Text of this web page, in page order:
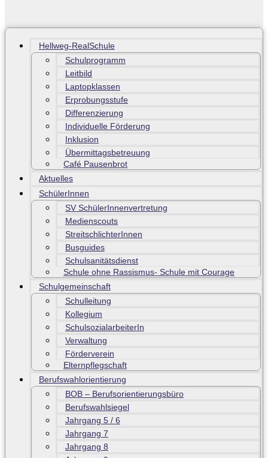
Hellweg-RealSchule
Schulprogramm
Leitbild
Laptopklassen
Erprobungsstufe
Differenzierung
Individuelle Förderung
Inklusion
Übermittagsbetreuung
Café Pausenbrot
Aktuelles
SchülerInnen
SV SchülerInnenvertretung
Medienscouts
StreitschlichterInnen
Busguides
Schulsanitätsdienst
Schule ohne Rassismus- Schule mit Courage
Schulgemeinschaft
Schulleitung
Kollegium
SchulsozialarbeiterIn
Verwaltung
Förderverein
Elternpflegschaft
Berufswahlorientierung
BOB – Berufsorientierungsbüro
Berufswahlsiegel
Jahrgang 5 / 6
Jahrgang 7
Jahrgang 8